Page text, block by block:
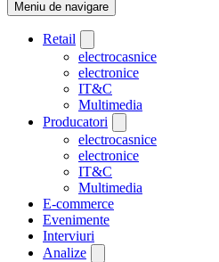
Meniu de navigare
Retail
electrocasnice
electronice
IT&C
Multimedia
Producatori
electrocasnice
electronice
IT&C
Multimedia
E-commerce
Evenimente
Interviuri
Analize